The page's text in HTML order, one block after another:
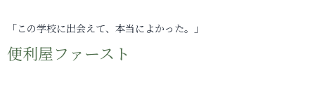
「この学校に出会えて、本当によかった。」
便利屋ファースト